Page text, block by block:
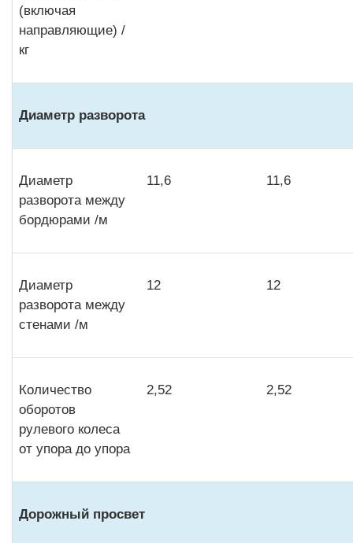
(включая
направляющие) /
кг
Диаметр разворота
Диаметр
разворота между
бордюрами /м
11,6 11,6
Диаметр
разворота между
стенами /м
12 12
Количество
оборотов
рулевого колеса
от упора до упора
2,52 2,52
Дорожный просвет